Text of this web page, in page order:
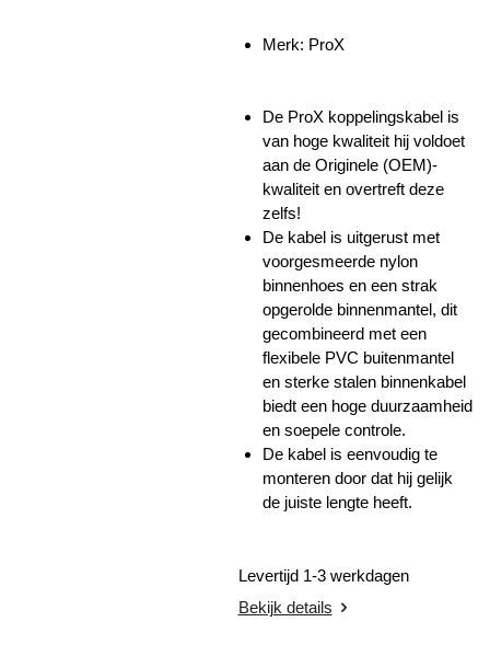
Merk: ProX
De ProX koppelingskabel is
van hoge kwaliteit hij voldoet
aan de Originele (OEM)-
kwaliteit en overtreft deze
zelfs!
De kabel is uitgerust met
voorgesmeerde nylon
binnenhoes en een strak
opgerolde binnenmantel, dit
gecombineerd met een
flexibele PVC buitenmantel
en sterke stalen binnenkabel
biedt een hoge duurzaamheid
en soepele controle.
De kabel is eenvoudig te
monteren door dat hij gelijk
de juiste lengte heeft.
Levertijd 1-3 werkdagen
Bekijk details